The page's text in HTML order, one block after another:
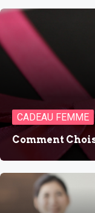
CADEAU FEMME
Comment